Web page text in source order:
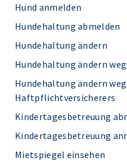
Hund anmelden
Hundehaltung abmelden
Hundehaltung ändern
Hundehaltung ändern
Hundehaltung ändern
Haftpflichtversicherers
Kindertagesbetreuung
Kindertagesbetreuung
Mietspiegel einsehen